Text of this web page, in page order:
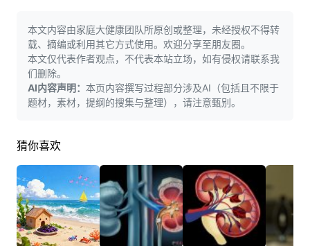
本文内容由家庭大健康团队所原创或整理，未经授权不得转
载、摘编或利用其它方式使用。欢迎分享至朋友圈。
本文仅代表作者观点，不代表本站立场，如有侵权请联系我
们删除。
AI内容声明： 本页内容撰写过程部分涉及AI（包括且不限于
题材，素材，提纲的搜集与整理），请注意甄别。
猜你喜欢